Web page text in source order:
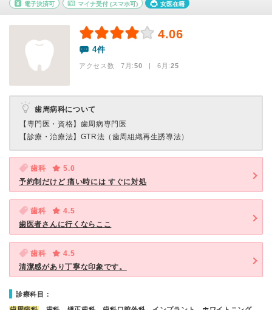
電子決済可 マイナ受付(スマホ可) 女医在籍
4.06
4件
アクセス数 7月:50 | 6月:25
歯周病科について
【専門医・資格】 歯周病専門医
【診療・治療法】 GTR法（歯周組織再生誘導法）
歯科
5.0
予約制だけど 痛い時には すぐに対処
歯科
4.5
歯医者さんに行くならここ
歯科
4.5
清潔感があり丁寧な印象です。
診療科目：